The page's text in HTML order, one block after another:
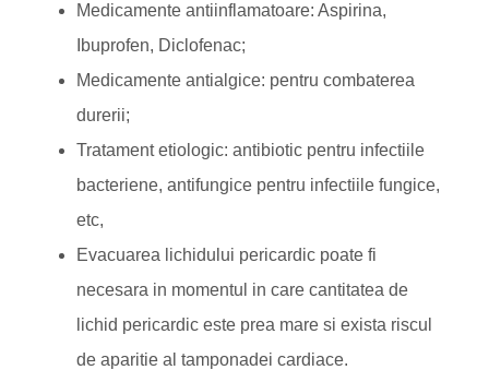
Medicamente antiinflamatoare: Aspirina,
Ibuprofen, Diclofenac;
Medicamente antialgice: pentru combaterea
durerii;
Tratament etiologic: antibiotic pentru infectiile
bacteriene, antifungice pentru infectiile fungice,
etc,
Evacuarea lichidului pericardic poate fi
necesara in momentul in care cantitatea de
lichid pericardic este prea mare si exista riscul
de aparitie al tamponadei cardiace.